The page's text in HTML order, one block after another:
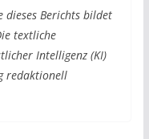
dieses Berichts bildet
textliche
Intelligenz (KI)
redaktionell